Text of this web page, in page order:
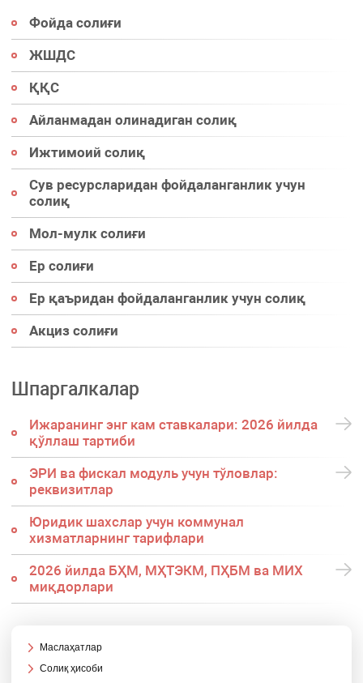
Фойда солиғи
ЖШДС
ҚҚС
Айланмадан олинадиган солиқ
Ижтимоий солиқ
Сув ресурсларидан фойдаланганлик учун
солиқ
Мол-мулк солиғи
Ер солиғи
Ер қаъридан фойдаланганлик учун солиқ
Акциз солиғи
Шпаргалкалар
Ижаранинг энг кам ставкалари: 2026 йилда
қўллаш тартиби
ЭРИ ва фискал модуль учун тўловлар:
реквизитлар
Юридик шахслар учун коммунал
хизматларнинг тарифлари
2026 йилда БҲМ, МҲТЭКМ, ПҲБМ ва МИХ
миқдорлари
Маслаҳатлар
Солиқ ҳисоби